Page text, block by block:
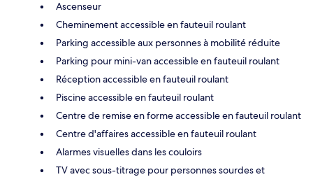
Ascenseur
Cheminement accessible en fauteuil roulant
Parking accessible aux personnes à mobilité réduite
Parking pour mini-van accessible en fauteuil roulant
Réception accessible en fauteuil roulant
Piscine accessible en fauteuil roulant
Centre de remise en forme accessible en fauteuil roulant
Centre d'affaires accessible en fauteuil roulant
Alarmes visuelles dans les couloirs
TV avec sous-titrage pour personnes sourdes et